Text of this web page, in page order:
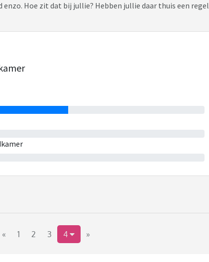
enzo. Hoe zit dat bij jullie? Hebben jullie daar thuis een regel
« 1 2 3 4 »